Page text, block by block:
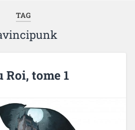
TAG
Roi, tome 1